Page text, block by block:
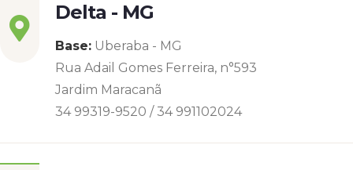
Delta - MG
Base: Uberaba - MG
Rua Adail Gomes Ferreira, n°593
Jardim Maracanã
34 99319-9520 / 34 991102024